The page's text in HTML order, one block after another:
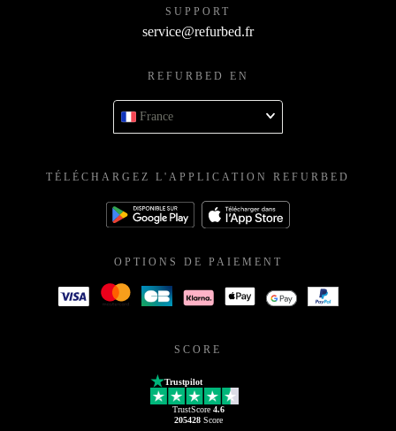
SUPPORT
service@refurbed.fr
REFURBED EN
France
TÉLÉCHARGEZ L'APPLICATION REFURBED
OPTIONS DE PAIEMENT
SCORE
Trustpilot
TrustScore 4.6
205428Score